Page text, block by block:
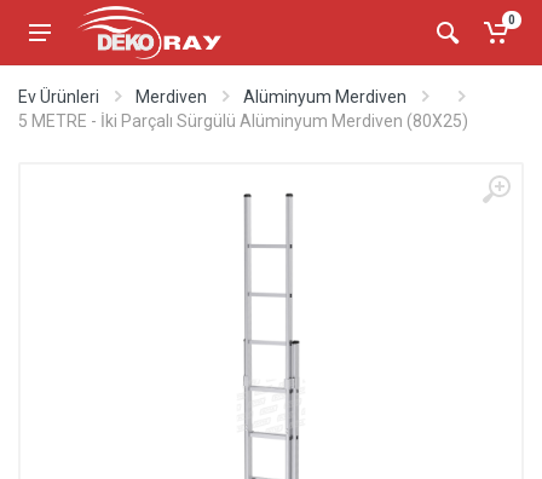
0
Ev Ürünleri Merdiven
Alüminyum Merdiven
5 METRE - İki Parçalı Sürgülü Alüminyum Merdiven (80X25)